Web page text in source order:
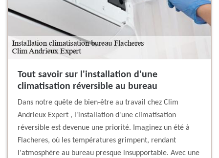
Tout savoir sur l'installation d'une
climatisation réversible au bureau
Dans notre quête de bien-être au travail chez Clim
Andrieux Expert , l'installation d'une climatisation
réversible est devenue une priorité. Imaginez un été à
Flacheres, où les températures grimpent, rendant
l'atmosphère au bureau presque insupportable. Avec une